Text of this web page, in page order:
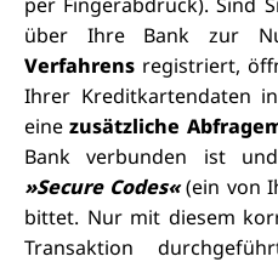
über Ihre Bank zur
Verfahrens registriert,
Ihrer Kreditkartendaten
einezusätzliche
Bank verbunden ist
»Secure Codes«(ein von
bittet. Nur mit diesem
Transaktion